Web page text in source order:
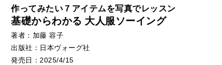
作ってみたい７アイテムを写真でレッスン
基礎からわかる 大人服ソーイング
著者：加藤 容子
出版社：日本ヴォーグ社
発売日：2025/4/15